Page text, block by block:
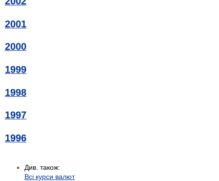
2001
2000
1999
1998
1997
1996
Див. також:
Всі курси валют